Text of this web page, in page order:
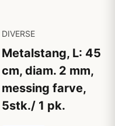
DIVERSE
Metalstang, L: 45
cm, diam. 2 mm,
messing farve,
5stk./ 1 pk.